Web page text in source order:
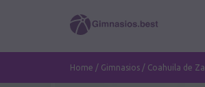
Home / Gimnasios / Coahuila de